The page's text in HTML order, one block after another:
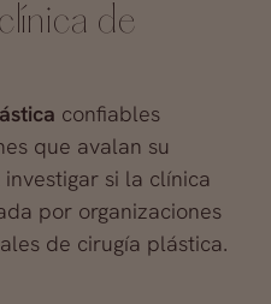
de
confiables
que avalan su
si la clínica
por organizaciones
de cirugía plástica.